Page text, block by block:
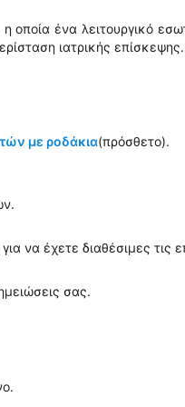
οποία ένα λειτουργικό
ιατρικής επίσκεψης.
με ροδάκια(πρόσθετο).
να έχετε διαθέσιμες τις
σας.